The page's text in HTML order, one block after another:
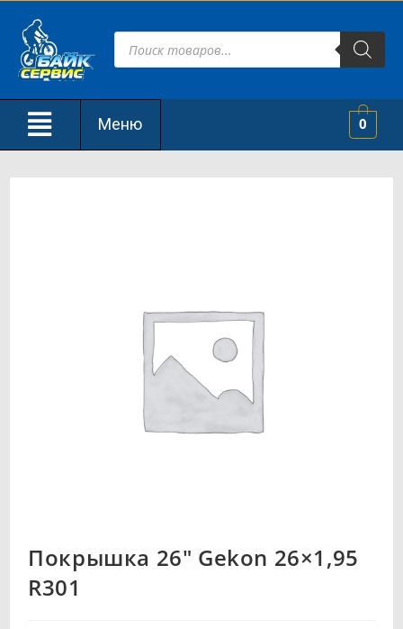
Меню 0
Покрышка 26″ Gekon 26×1,95
R301